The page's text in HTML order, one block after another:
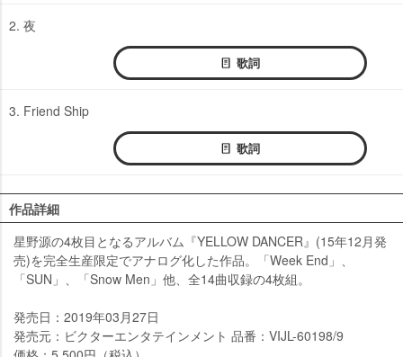
2. 夜
歌詞
3. Friend Ship
歌詞
作品詳細
星野源の4枚目となるアルバム『YELLOW DANCER』(15年12月発
売)を完全生産限定でアナログ化した作品。「Week End」、
「SUN」、「Snow Men」他、全14曲収録の4枚組。
発売日：2019年03月27日
発売元：ビクターエンタテインメント 品番：VIJL-60198/9